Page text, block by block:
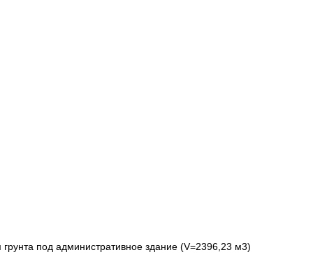
под административное здание (V=2396,23 м3)